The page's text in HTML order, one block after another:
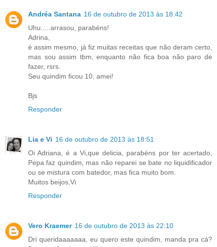
Andréa Santana 16 de outubro de 2013 às 18:42
Uhu.....arrasou, parabéns!
Adrina,
é assim mesmo, já fiz muitas receitas que não deram certo,
mas sou assim tbm, enquanto não fica boa não paro de
fazer, rsrs.
Seu quindim ficou 10, amei!
Bjs
Responder
Lia e Vi 16 de outubro de 2013 às 18:51
Oi Adriana, é a Vi,que delicia, parabéns por ter acertado,
Pepa faz quindim, mas não reparei se bate no liquidificador
ou se mistura com batedor, mas fica muito bom.
Muitos beijos,Vi
Responder
Vero Kraemer 16 de outubro de 2013 às 22:10
Dri queridaaaaaaa, eu quero este quindim, manda pra cá?